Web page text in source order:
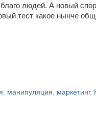
людей. А новый
тест какое нынче
манипуляция маркетинг,